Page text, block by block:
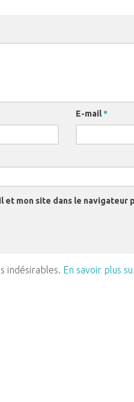
E-mail*
et mon site dans le navigateur
indésirables. En savoir plus